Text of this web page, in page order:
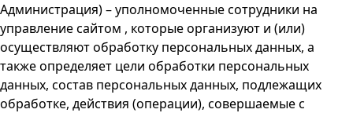
Администрация) – уполномоченные сотрудники на
управление сайтом , которые организуют и (или)
осуществляют обработку персональных данных, а
также определяет цели обработки персональных
данных, состав персональных данных, подлежащих
обработке, действия (операции), совершаемые с